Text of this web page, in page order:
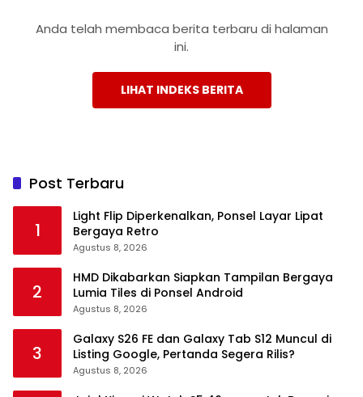
Anda telah membaca berita terbaru di halaman
ini.
LIHAT INDEKS BERITA
Post Terbaru
1
Light Flip Diperkenalkan, Ponsel Layar Lipat
Bergaya Retro
Agustus 8, 2026
2
HMD Dikabarkan Siapkan Tampilan Bergaya
Lumia Tiles di Ponsel Android
Agustus 8, 2026
3
Galaxy S26 FE dan Galaxy Tab S12 Muncul di
Listing Google, Pertanda Segera Rilis?
Agustus 8, 2026